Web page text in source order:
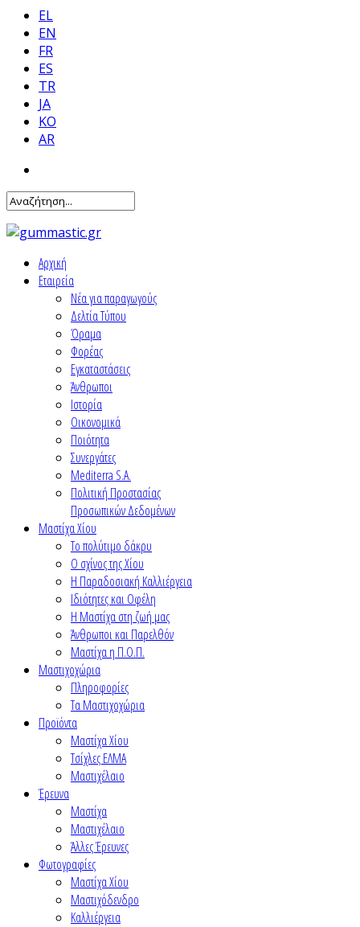
EL
EN
FR
ES
TR
JA
KO
AR
Αρχική
Εταιρεία
Νέα για παραγωγούς
Δελτία Τύπου
Όραμα
Φορέας
Εγκαταστάσεις
Άνθρωποι
Ιστορία
Οικονομικά
Ποιότητα
Συνεργάτες
Mediterra S.A.
Πολιτική Προστασίας
Προσωπικών Δεδομένων
Μαστίχα Χίου
Το πολύτιμο δάκρυ
Ο σχίνος της Χίου
Η Παραδοσιακή Καλλιέργεια
Ιδιότητες και Οφέλη
Η Μαστίχα στη ζωή μας
Άνθρωποι και Παρελθόν
Μαστίχα η Π.Ο.Π.
Μαστιχοχώρια
Πληροφορίες
Τα Μαστιχοχώρια
Προϊόντα
Μαστίχα Χίου
Τσίχλες ΕΛΜΑ
Μαστιχέλαιο
Έρευνα
Μαστίχα
Μαστιχέλαιο
Άλλες Έρευνες
Φωτογραφίες
Μαστίχα Χίου
Μαστιχόδενδρο
Καλλιέργεια